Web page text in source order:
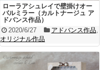
ローラアシュレイで壁掛けオー
バルミラー（カルトナージュ ア
ドバンス作品）
2020/6/27
アドバンス作品,
オリジナル作品